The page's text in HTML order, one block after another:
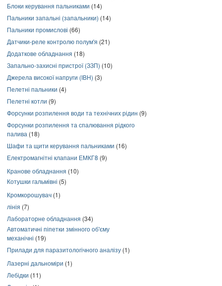
Блоки керування пальниками (14)
Пальники запальні (запальники) (14)
Пальники промислові (66)
Датчики-реле контролю полум'я (21)
Додаткове обладнання (18)
Запально-захисні пристрої (ЗЗП) (10)
Джерела високої напруги (ІВН) (3)
Пелетні пальники (4)
Пелетні котли (9)
Форсунки розпилення води та технічних рідин (9)
Форсунки розпилення та спалювання рідкого
палива (18)
Шафи та щити керування пальниками (16)
Електромагнітні клапани ЕМКГ8 (9)
Кранове обладнання (10)
Котушки гальмівні (5)
Кромкорошувач (1)
лінія (7)
Лабораторне обладнання (34)
Автоматичні піпетки змінного об'єму
механічні (19)
Прилади для паразитологічного аналізу (1)
Лазерні дальноміри (1)
Лебідки (11)